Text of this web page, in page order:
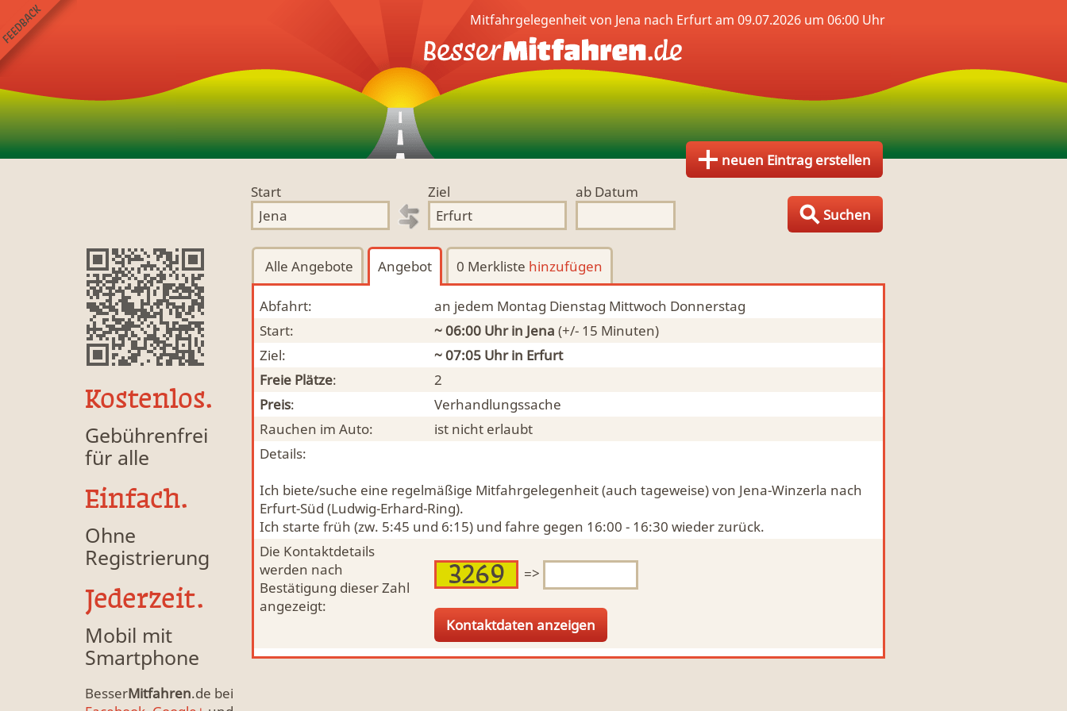
neuen Eintrag erstellen
Start
Ziel
ab Datum
Suchen
Kostenlos.
Gebührenfrei
für alle
Einfach.
Ohne
Registrierung
Jederzeit.
Mobil mit
Smartphone
BesserMitfahren.de bei
Mitfahrgelegenheit von Jena nach Erfurt am 09.07.2026 um 06:00 Uhr
Alle Angebote Angebot 0 Merkliste hinzufügen
Abfahrt:
an jedem Montag Dienstag Mittwoch Donnerstag
Start:
~ 06:00 Uhrin Jena (+/- 15 Minuten)
Ziel:
~ 07:05 Uhr in Erfurt
Freie Plätze:
2
Preis:
Verhandlungssache
Rauchen im Auto:
ist nicht erlaubt
Details:
Ich biete/suche eine regelmäßige Mitfahrgelegenheit (auch tageweise) von Jena-Winzerla nach
Erfurt-Süd (Ludwig-Erhard-Ring).
Ich starte früh (zw. 5:45 und 6:15) und fahre gegen 16:00 - 16:30 wieder zurück.
Die Kontaktdetails
werden nach
Bestätigung dieser Zahl
angezeigt:
=>